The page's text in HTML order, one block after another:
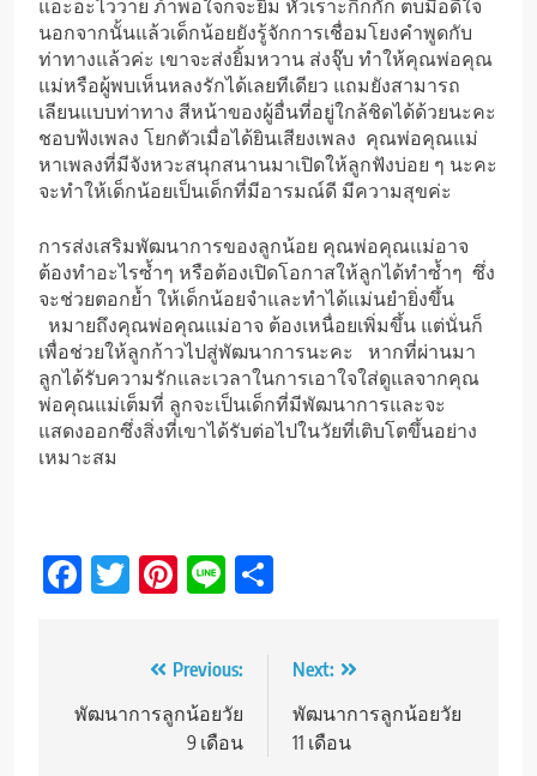
แอะอะไววาย ภ้าพอใจก็จะยิ้ม หัวเราะกิ๋กกั๊ก ตบมือดีใจ
นอกจากนั้นแล้วเด็กน้อยยังรู้จักการเชื่อมโยงคำพูดกับ
ท่าทางแล้วค่ะ เขาจะส่งยิ้มหวาน ส่งจุ๊บ ทำให้คุณพ่อคุณ
แม่หรือผู้พบเห็นหลงรักได้เลยทีเดียว แถมยังสามารถ
เลียนแบบท่าทาง สีหน้าของผู้อื่นที่อยู่ใกล้ชิดได้ด้วยนะคะ
ชอบฟ้งเพลง โยกตัวเมื่อได้ยินเสียงเพลง คุณพ่อคุณแม่
หาเพลงที่มีจังหวะสนุกสนานมาเปิดให้ลูกฟังบ่อย ๆ นะคะ
จะทำให้เด็กน้อยเป็นเด็กที่มีอารมณ์ดี มีความสุขค่ะ
การส่งเสริมพัฒนาการของลูกน้อย คุณพ่อคุณแม่อาจ
ต้องทำอะไรซ้ำๆ หรือต้องเปิดโอกาสให้ลูกได้ทำซ้ำๆ ซึ่ง
จะช่วยตอกย้ำ ให้เด็กน้อยจำและทำได้แม่นยำยิ่งขึ้น
หมายถึงคุณพ่อคุณแม่อาจ ต้องเหนื่อยเพิ่มขึ้น แต่นั่นก็
เพื่อช่วยให้ลูกก้าวไปสู่พัฒนาการนะคะ หากที่ผ่านมา
ลูกได้รับความรักและเวลาในการเอาใจใส่ดูแลจากคุณ
พ่อคุณแม่เต็มที่ ลูกจะเป็นเด็กที่มีพัฒนาการและจะ
แสดงออกซึ่งสิ่งที่เขาได้รับต่อไปในวัยที่เติบโตขึ้นอย่าง
เหมาะสม
Facebook
TwitterPinterest
Line
navigation
Previous:
พัฒนาการลูกน้อยวัย
9 เดือน
Next:
พัฒนาการลูกน้อยวัย
11 เดือน